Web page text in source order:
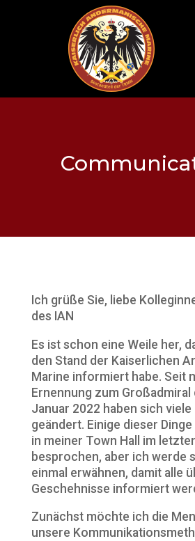
Ich grüße Sie, liebe
des IAN
Es ist schon eine Weile her,
den Stand der Kaiserlichen
Marine informiert habe. Seit
Ernennung zum Großadmiral
Januar 2022 haben sich viele
geändert. Einige dieser
in meiner Town Hall im
besprochen, aber ich werde
einmal erwähnen, damit alle
Geschehnisse informiert
Zunächst möchte ich die
unsere